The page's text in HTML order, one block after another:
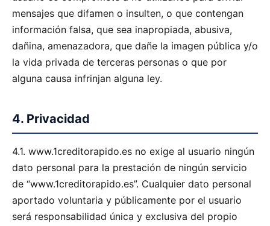
mensajes que difamen o insulten, o que contengan
información falsa, que sea inapropiada, abusiva,
dañina, amenazadora, que dañe la imagen pública y/o
la vida privada de terceras personas o que por
alguna causa infrinjan alguna ley.
4. Privacidad
4.1. www.1creditorapido.es no exige al usuario ningún
dato personal para la prestación de ningún servicio
de “www.1creditorapido.es”. Cualquier dato personal
aportado voluntaria y públicamente por el usuario
será responsabilidad única y exclusiva del propio